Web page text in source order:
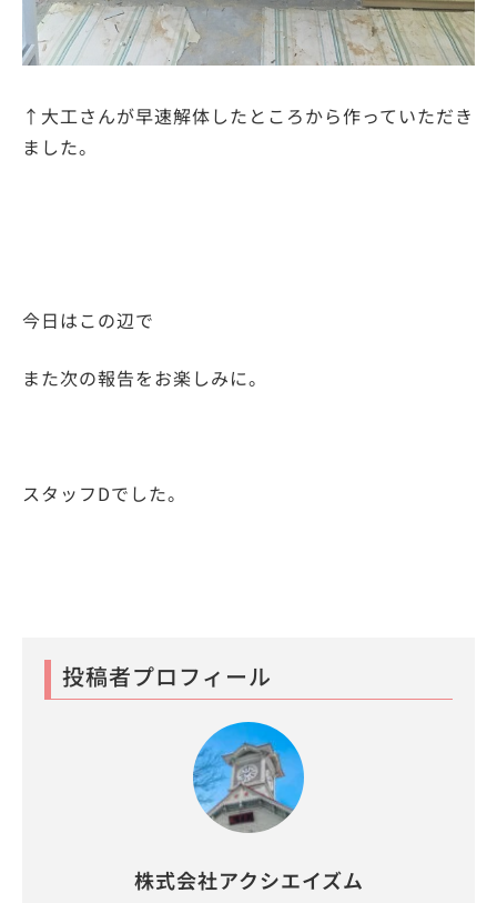
↑大工さんが早速解体したところから作っていただき
ました。
今日はこの辺で
また次の報告をお楽しみに。
スタッフDでした。
投稿者プロフィール
株式会社アクシエイズム